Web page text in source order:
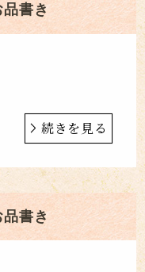
書き
続きを見る
書き